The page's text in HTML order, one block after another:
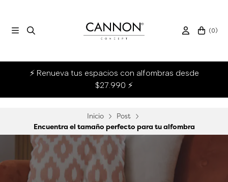
(0)
⚡ Renueva tus espacios con alfombras desde
$27.990 ⚡
Inicio
Post
Encuentra el tamaño perfecto para tu alfombra